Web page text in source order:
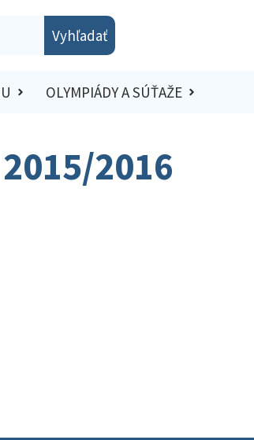
Vyhľadať
OLYMPIÁDY A SÚŤAŽE
2016